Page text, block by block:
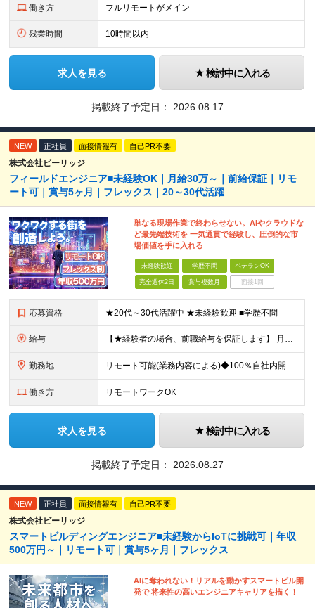
働き方 フルリモートがメイン
残業時間 10時間以内
求人を見る 検討中に入れる
掲載終了予定日： 2026.08.17
NEW 正社員 面接情報有 自己PR不要
株式会社ビーリッジ
フィールドエンジニア■未経験OK｜月給30万～｜前給保証｜リモ
ート可｜賞与5ヶ月｜フレックス｜20～30代活躍
単なる現場作業で終わらせない。AIやクラウドな
ど最先端技術を 一気通貫で経験し、圧倒的な市
場価値を手に入れる
未経験歓迎 学歴不問 ベテランOK
完全週休2日 賞与複数月 面接1回
応募資格 ★20代～30代活躍中 ★未経験歓迎 ■学歴不問
給与 【★経験者の場合、前職給与を保証します】 月給30万円以上＋賞与年2回（※5ヶ月分支給実績あり） ※上記は最低保証額です。 ご経験やスキルに応じて当社規定内で決定します ※試用期間3ヶ月間あり・労
勤務地 リモート可能(業務内容による)◆100％自社内開発 所在地：神奈川県横浜市港北区新横浜3-8-11 メットライフ新横浜ビル10F (変更の範囲)上記を除く当社関連勤務地 ※機器の導入立会いのため出
働き方 リモートワークOK
求人を見る 検討中に入れる
掲載終了予定日： 2026.08.27
NEW 正社員 面接情報有 自己PR不要
株式会社ビーリッジ
スマートビルディングエンジニア■未経験からIoTに挑戦可｜年収
500万円～｜リモート可｜賞与5ヶ月｜フレックス
AIに奪われない！リアルを動かすスマートビル開
発で 将来性の高いエンジニアキャリアを描く！